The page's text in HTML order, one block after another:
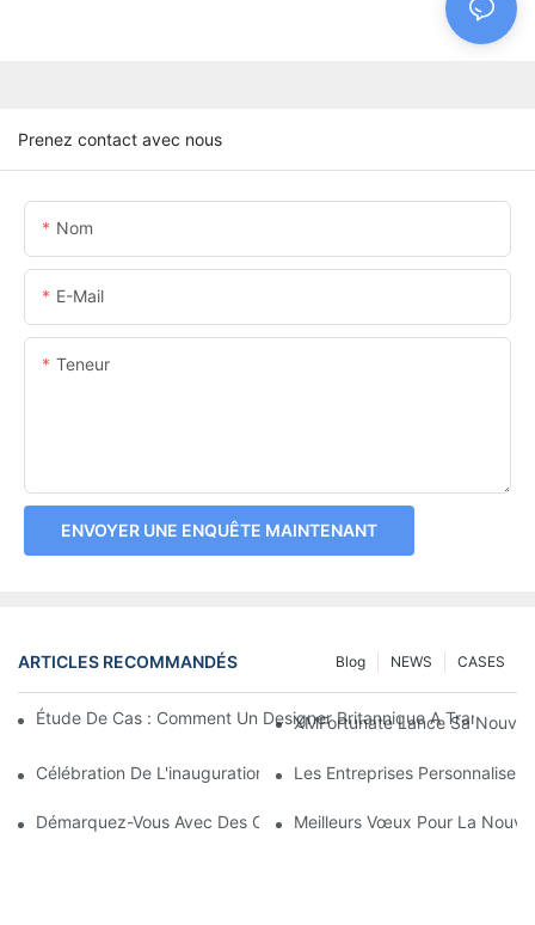
Prenez contact avec nous
Nom
E-Mail
Teneur
ENVOYER UNE ENQUÊTE MAINTENANT
ARTICLES RECOMMANDÉS CASES
NEWS
Blog
Étude De Cas : Comment Un Designer Britannique A
XMFortunate Lance Sa
Célébration De L'inauguration À L'occasion Du Nouvel An
Les Entreprises
Démarquez-Vous Avec Des Couvre-Chefs Personnalisés
Meilleurs Vœux Pour La